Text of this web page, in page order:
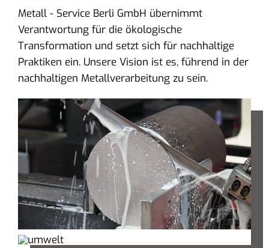
Metall - Service Berli GmbH übernimmt
Verantwortung für die ökologische
Transformation und setzt sich für nachhaltige
Praktiken ein. Unsere Vision ist es, führend in der
nachhaltigen Metallverarbeitung zu sein.